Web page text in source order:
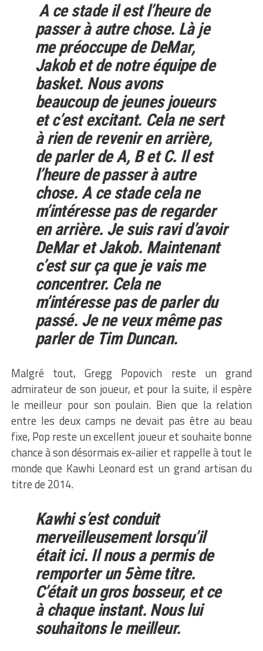
A ce stade il est l’heure de
passer à autre chose. Là je
me préoccupe de DeMar,
Jakob et de notre équipe de
basket. Nous avons
beaucoup de jeunes joueurs
et c’est excitant. Cela ne sert
à rien de revenir en arrière,
de parler de A, B et C. Il est
l’heure de passer à autre
chose. A ce stade cela ne
m’intéresse pas de regarder
en arrière. Je suis ravi d’avoir
DeMar et Jakob. Maintenant
c’est sur ça que je vais me
concentrer. Cela ne
m’intéresse pas de parler du
passé. Je ne veux même pas
parler de Tim Duncan.
Malgré tout, Gregg Popovich reste un grand
admirateur de son joueur, et pour la suite, il espère
le meilleur pour son poulain. Bien que la relation
entre les deux camps ne devait pas être au beau
fixe, Pop reste un excellent joueur et souhaite bonne
chance à son désormais ex-ailier et rappelle à tout le
monde que Kawhi Leonard est un grand artisan du
titre de 2014.
Kawhi s’est conduit
merveilleusement lorsqu’il
était ici. Il nous a permis de
remporter un 5ème titre.
C’était un gros bosseur, et ce
à chaque instant. Nous lui
souhaitons le meilleur.